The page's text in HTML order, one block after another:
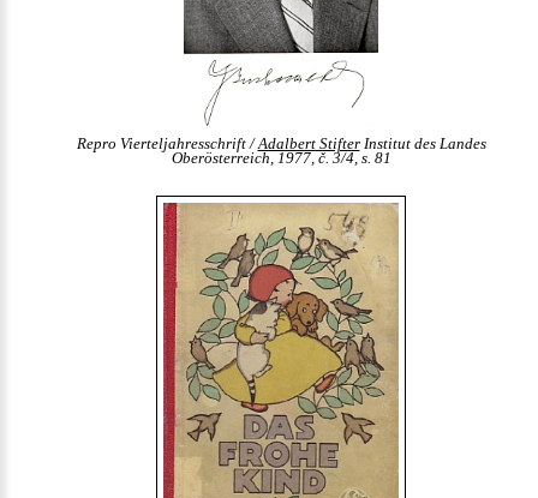
Repro Vierteljahresschrift /Adalbert StifterInstitut des Landes
Oberösterreich, 1977, č. 3/4, s. 81